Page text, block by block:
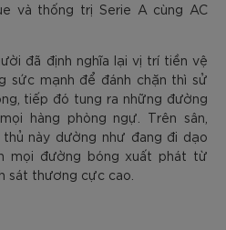
và thống trị Serie A cùng AC
đã định nghĩa lại vị trí tiền vệ
sức mạnh để đánh chặn thì sử
tiếp đó tung ra những đường
hàng phòng ngự. Trên sân,
này dường như đang đi dạo
mọi đường bóng xuất phát từ
sát thương cực cao.